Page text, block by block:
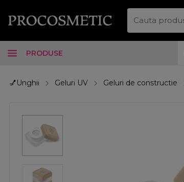
PRODUSE
💅Unghii Geluri UV Geluri de constructie